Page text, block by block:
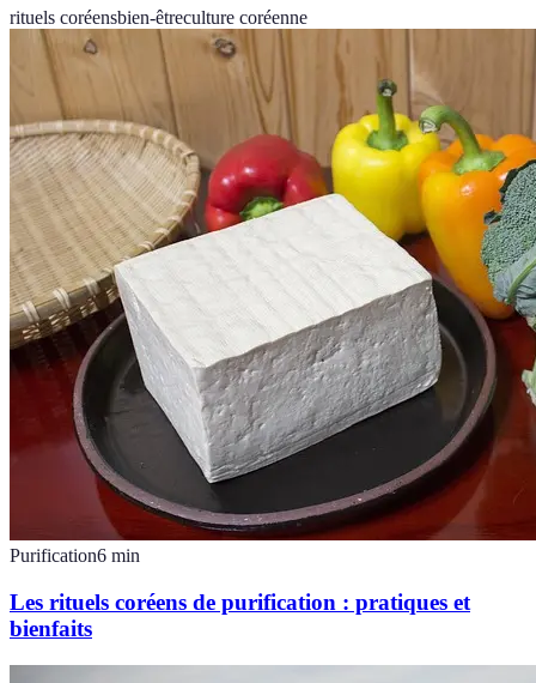
rituels coréensbien-êtreculture coréenne
Purification6 min
Les rituels coréens de purification : pratiques et
bienfaits